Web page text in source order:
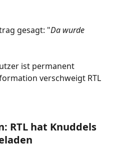
gesagt: "Da wurde
ist permanent
verschweigt RTL
RTL hat Knuddels